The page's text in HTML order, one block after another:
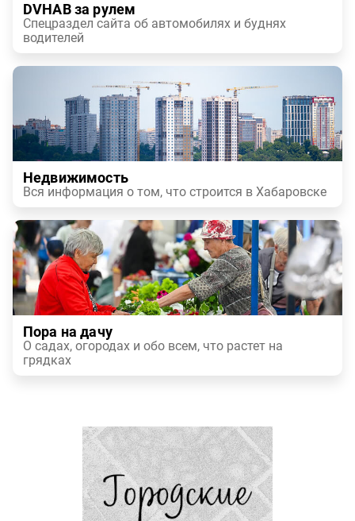
DVHAB за рулем
Спецраздел сайта об автомобилях и буднях
водителей
Недвижимость
Вся информация о том, что строится в Хабаровске
Пора на дачу
О садах, огородах и обо всем, что растет на
грядках